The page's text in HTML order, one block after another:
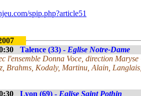
spip.php?article51
Talence (33) - Eglise Notre-Dame
l'ensemble Donna Voce, direction
Brahms, Kodaly, Martinu, Alain,
Lyon (69) - Eglise Saint Pothin